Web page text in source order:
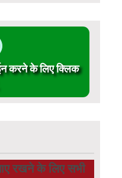
करने के लिए क्लिक
रखने के लिए सभी